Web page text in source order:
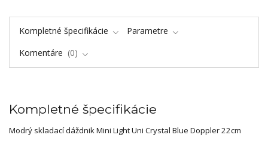
Kompletné špecifikácie
Parametre
Komentáre
0
Kompletné špecifikácie
Modrý skladací dáždnik Mini Light Uni Crystal Blue Doppler 22cm